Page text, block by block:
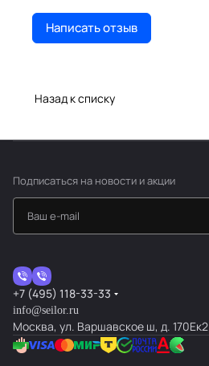
Написать отзыв
Назад к списку
Подписаться на новости и акции
+7 (495) 118-33-33
info@seilor.ru
Москва, ул. Варшавское ш, д. 170Ек2